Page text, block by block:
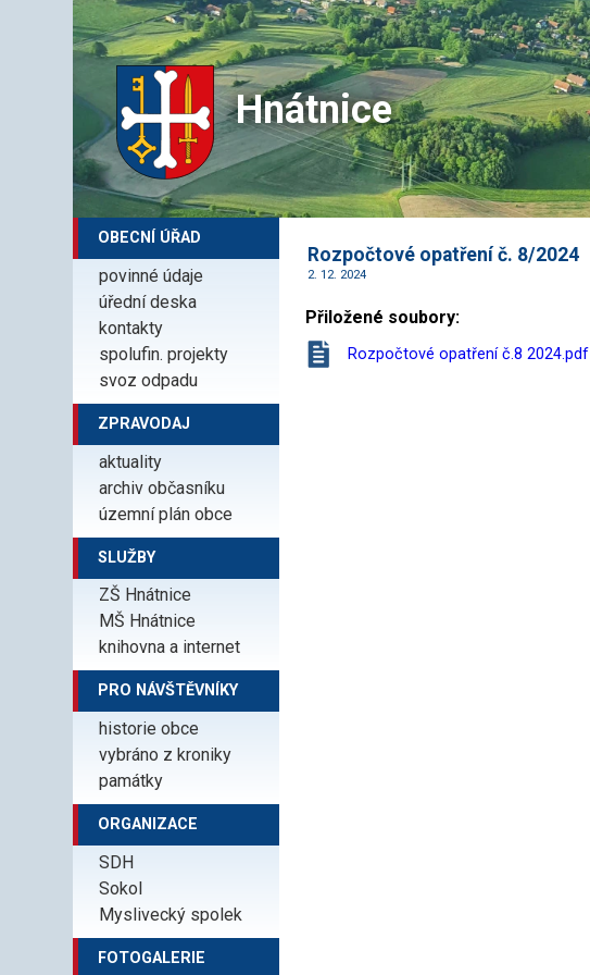
Hnátnice
OBECNÍ ÚŘAD
povinné údaje
úřední deska
kontakty
spolufin. projekty
svoz odpadu
ZPRAVODAJ
aktuality
archiv občasníku
územní plán obce
SLUŽBY
ZŠ Hnátnice
MŠ Hnátnice
knihovna a internet
PRO NÁVŠTĚVNÍKY
historie obce
vybráno z kroniky
památky
ORGANIZACE
SDH
Sokol
Myslivecký spolek
FOTOGALERIE
Rozpočtové opatření č. 8/2024
2. 12. 2024
Přiložené soubory:
Rozpočtové opatření č.8 2024.pdf